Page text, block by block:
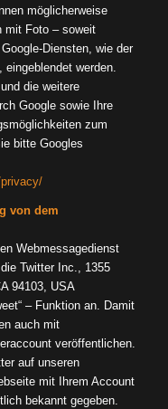
möglicherweise
mit Foto – soweit
Diensten, wie der
werden.
die weitere
Google sowie Ihre
zum
bitte Googles
von dem
Webmessagedienst
Twitter Inc., 1355
94103, USA
– Funktion an. Damit
auch mit
veröffentlichen.
auf unseren
mit Ihrem Account
bekannt gegeben.